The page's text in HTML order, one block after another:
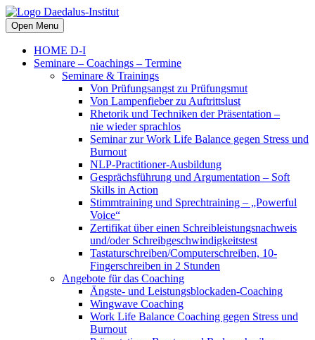
Open Menu
HOME D-I
Seminare – Coachings – Termine
Seminare & Trainings
Von Prüfungsangst zu Prüfungsmut
Von Lampenfieber zu Auftrittslust
Rhetorik und Techniken der Präsentation –
nie wieder sprachlos
Seminar zur Work Life Balance gegen Stress und
Burnout
NLP-Practitioner-Ausbildung
Gesprächsführung und Argumentation – Soft
Skills in Action
Stimmtraining und Sprechtraining – „Powerful
Voice“
Zertifikat über einen Schreibleistungsnachweis
und/oder Schreibgeschwindigkeitstest
Tastaturschreiben/Computerschreiben, 10-
Fingerschreiben in 2 Stunden
Angebote für das Coaching
Ängste- und Leistungsblockaden-Coaching
Wingwave Coaching
Work Life Balance Coaching gegen Stress und
Burnout